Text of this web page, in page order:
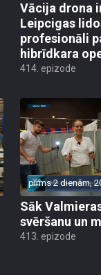
Vācija drona
Leipcigas
profesionāli
hibrīdkara
414. epizode
pirms 2 dienām,
Sāk
svēršanu un
413. epizode